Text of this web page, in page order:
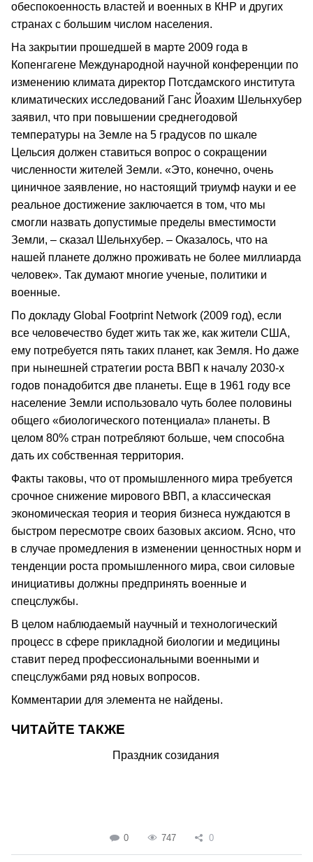
обеспокоенность властей и военных в КНР и других
странах с большим числом населения.
На закрытии прошедшей в марте 2009 года в
Копенгагене Международной научной конференции по
изменению климата директор Потсдамского института
климатических исследований Ганс Йоахим Шельнхубер
заявил, что при повышении среднегодовой
температуры на Земле на 5 градусов по шкале
Цельсия должен ставиться вопрос о сокращении
численности жителей Земли. «Это, конечно, очень
циничное заявление, но настоящий триумф науки и ее
реальное достижение заключается в том, что мы
смогли назвать допустимые пределы вместимости
Земли, – сказал Шельнхубер. – Оказалось, что на
нашей планете должно проживать не более миллиарда
человек». Так думают многие ученые, политики и
военные.
По докладу Global Footprint Network (2009 год), если
все человечество будет жить так же, как жители США,
ему потребуется пять таких планет, как Земля. Но даже
при нынешней стратегии роста ВВП к началу 2030-х
годов понадобится две планеты. Еще в 1961 году все
население Земли использовало чуть более половины
общего «биологического потенциала» планеты. В
целом 80% стран потребляют больше, чем способна
дать их собственная территория.
Факты таковы, что от промышленного мира требуется
срочное снижение мирового ВВП, а классическая
экономическая теория и теория бизнеса нуждаются в
быстром пересмотре своих базовых аксиом. Ясно, что
в случае промедления в изменении ценностных норм и
тенденции роста промышленного мира, свои силовые
инициативы должны предпринять военные и
спецслужбы.
В целом наблюдаемый научный и технологический
процесс в сфере прикладной биологии и медицины
ставит перед профессиональными военными и
спецслужбами ряд новых вопросов.
Комментарии для элемента не найдены.
ЧИТАЙТЕ ТАКЖЕ
Праздник созидания
0 747 0